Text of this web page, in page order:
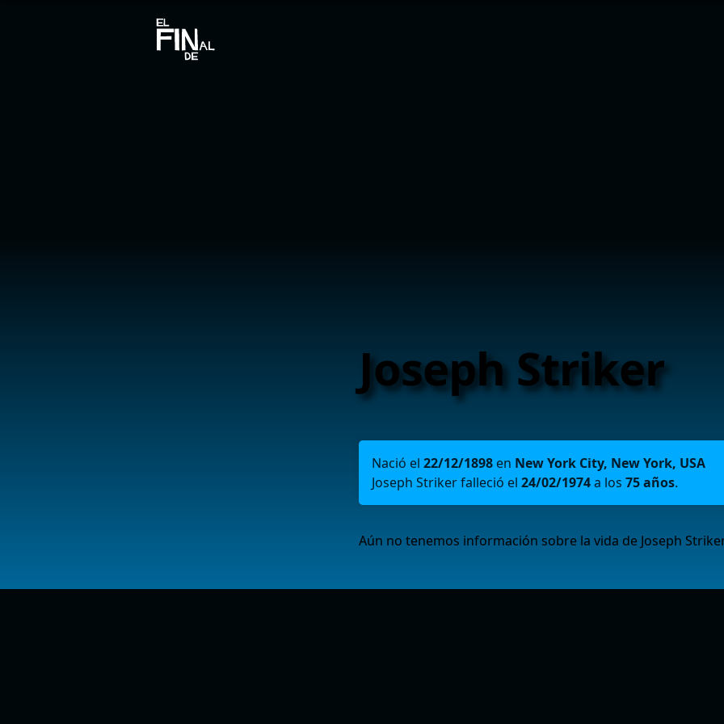
Joseph Striker
Nació el 22/12/1898 en New York City, New York, USA
Joseph Striker falleció el 24/02/1974a los 75 años.
Aún no tenemos información sobre la vida de Joseph